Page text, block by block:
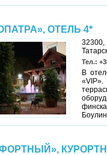
ОТЕЛЬ 4*
32300,
Тел.:
В